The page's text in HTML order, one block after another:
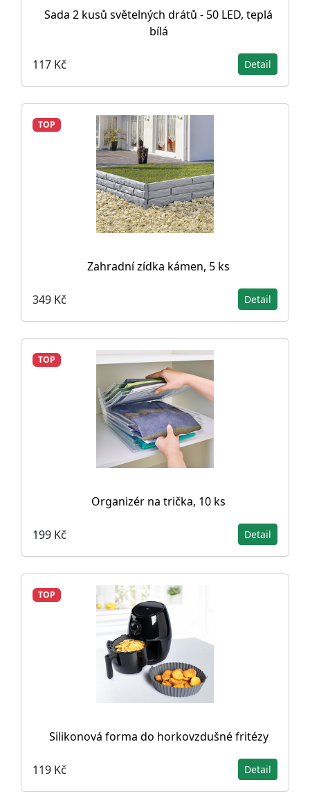
Sada 2 kusů světelných drátů - 50 LED, teplá
bílá
117 Kč Detail
TOP
Zahradní zídka kámen, 5 ks
349 Kč Detail
TOP
Organizér na trička, 10 ks
199 Kč Detail
TOP
Silikonová forma do horkovzdušné fritézy
119 Kč Detail